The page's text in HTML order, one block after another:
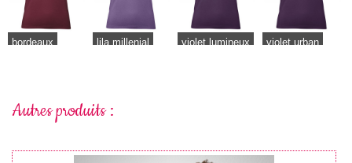
bordeaux lila millenial violet lumineux violet urban
Autres produits :